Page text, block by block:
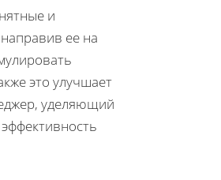
и
ее на
это улучшает
уделяющий